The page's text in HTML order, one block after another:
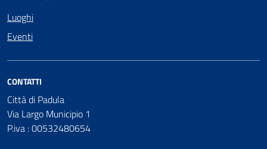
Luoghi
Eventi
CONTATTI
Città di Padula
Via Largo Municipio 1
P.iva : 00532480654